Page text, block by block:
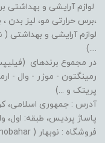
لوازم آرایشی و بهداشتی
،برس حرارتی مو، لیز بدن
لوازم آرایشی و بهداشتی
....)
در مجموع برندهای
رمینگتون - موزر - وال -
پریتک و ...)
پاساژ پردیس، طبقه: اول،
فروشگاه : نوبهار ( nobahar )